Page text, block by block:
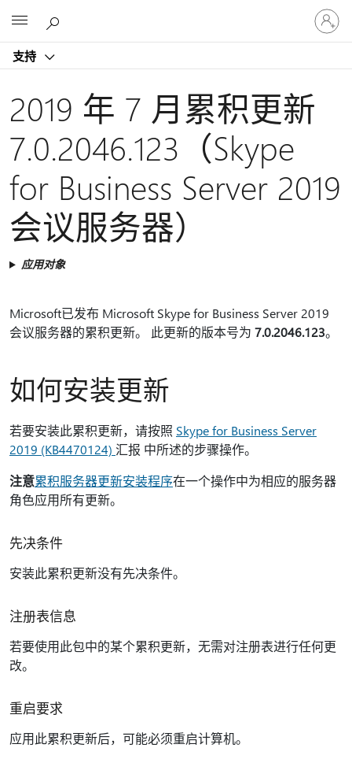
支持
请
登
录
帐
户
2019 年 7 月累积更新
7.0.2046.123（Skype
for Business Server 2019
会议服务器）
应用对象
Microsoft已发布 Microsoft Skype for Business Server 2019
会议服务器的累积更新。 此更新的版本号为 7.0.2046.123。
如何安装更新
若要安装此累积更新，请按照 Skype for Business Server
2019 (KB4470124) 汇报 中所述的步骤操作。
注意累积服务器更新安装程序在一个操作中为相应的服务器
角色应用所有更新。
先决条件
安装此累积更新没有先决条件。
注册表信息
若要使用此包中的某个累积更新，无需对注册表进行任何更
改。
重启要求
应用此累积更新后，可能必须重启计算机。